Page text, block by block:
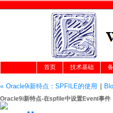
首页 技术基础
« Oracle9i新特点：SPFILE的使用
Oracle9i新特点-在spfile中设置Event事件